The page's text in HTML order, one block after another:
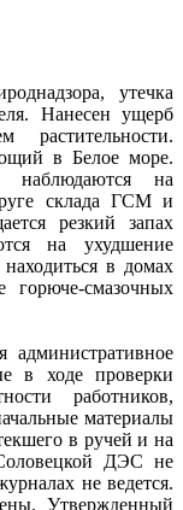
утечка
Нанесен ущерб
в Белое море.
наблюдаются на
склада ГСМ и
резкий запах
на ухудшение
в домах
горюче-смазочных
в ходе проверки
работников,
материалы
в ручей и на
ДЭС не
не ведется.
Утвержденный